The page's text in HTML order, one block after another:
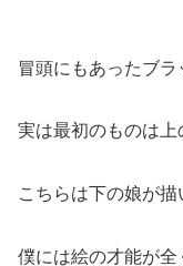
冒頭にもあったブラ
実は最初のものは上
こちらは下の娘が描
僕には絵の才能が